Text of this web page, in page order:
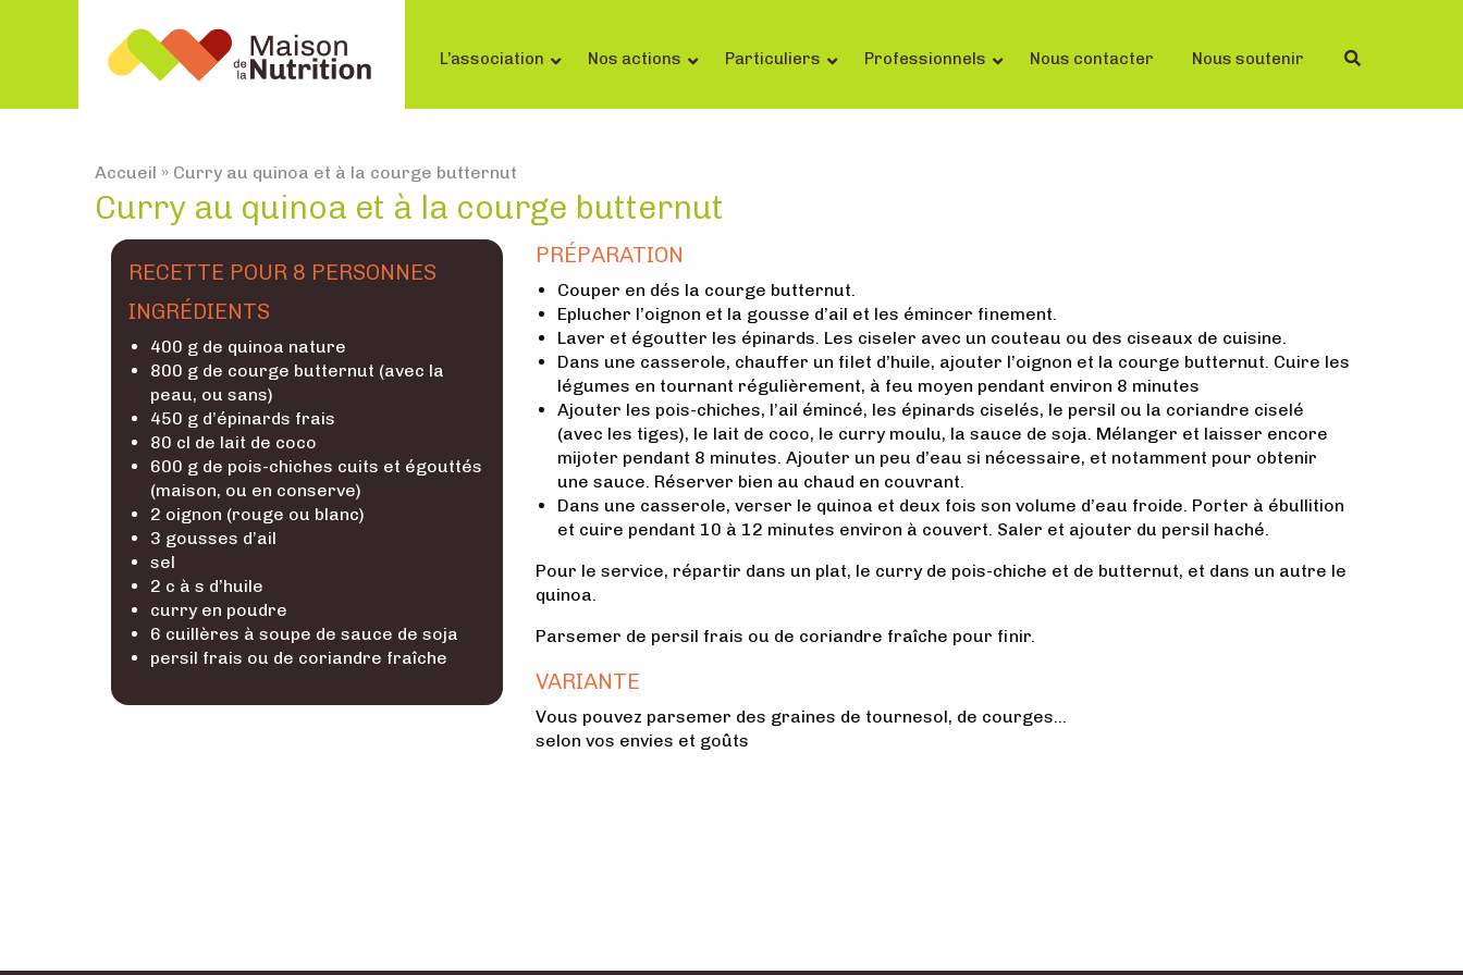
L’association Nos actions Particuliers Professionnels Nous contacter Nous soutenir
Accueil » Curry au quinoa et à la courge butternut
Curry au quinoa et à la courge butternut
RECETTE POUR 8 PERSONNES
INGRÉDIENTS
400 g de quinoa nature
800 g de courge butternut (avec la
peau, ou sans)
450 g d’épinards frais
80 cl de lait de coco
600 g de pois-chiches cuits et égouttés
(maison, ou en conserve)
2 oignon (rouge ou blanc)
3 gousses d’ail
sel
2 c à s d’huile
curry en poudre
6 cuillères à soupe de sauce de soja
persil frais ou de coriandre fraîche
PRÉPARATION
Couper en dés la courge butternut.
Eplucher l’oignon et la gousse d’ail et les émincer finement.
Laver et égoutter les épinards. Les ciseler avec un couteau ou des ciseaux de cuisine.
Dans une casserole, chauffer un filet d’huile, ajouter l’oignon et la courge butternut. Cuire les
légumes en tournant régulièrement, à feu moyen pendant environ 8 minutes
Ajouter les pois-chiches, l’ail émincé, les épinards ciselés, le persil ou la coriandre ciselé
(avec les tiges), le lait de coco, le curry moulu, la sauce de soja. Mélanger et laisser encore
mijoter pendant 8 minutes. Ajouter un peu d’eau si nécessaire, et notamment pour obtenir
une sauce. Réserver bien au chaud en couvrant.
Dans une casserole, verser le quinoa et deux fois son volume d’eau froide. Porter à ébullition
et cuire pendant 10 à 12 minutes environ à couvert. Saler et ajouter du persil haché.
Pour le service, répartir dans un plat, le curry de pois-chiche et de butternut, et dans un autre le
quinoa.
Parsemer de persil frais ou de coriandre fraîche pour finir.
VARIANTE
Vous pouvez parsemer des graines de tournesol, de courges…
selon vos envies et goûts